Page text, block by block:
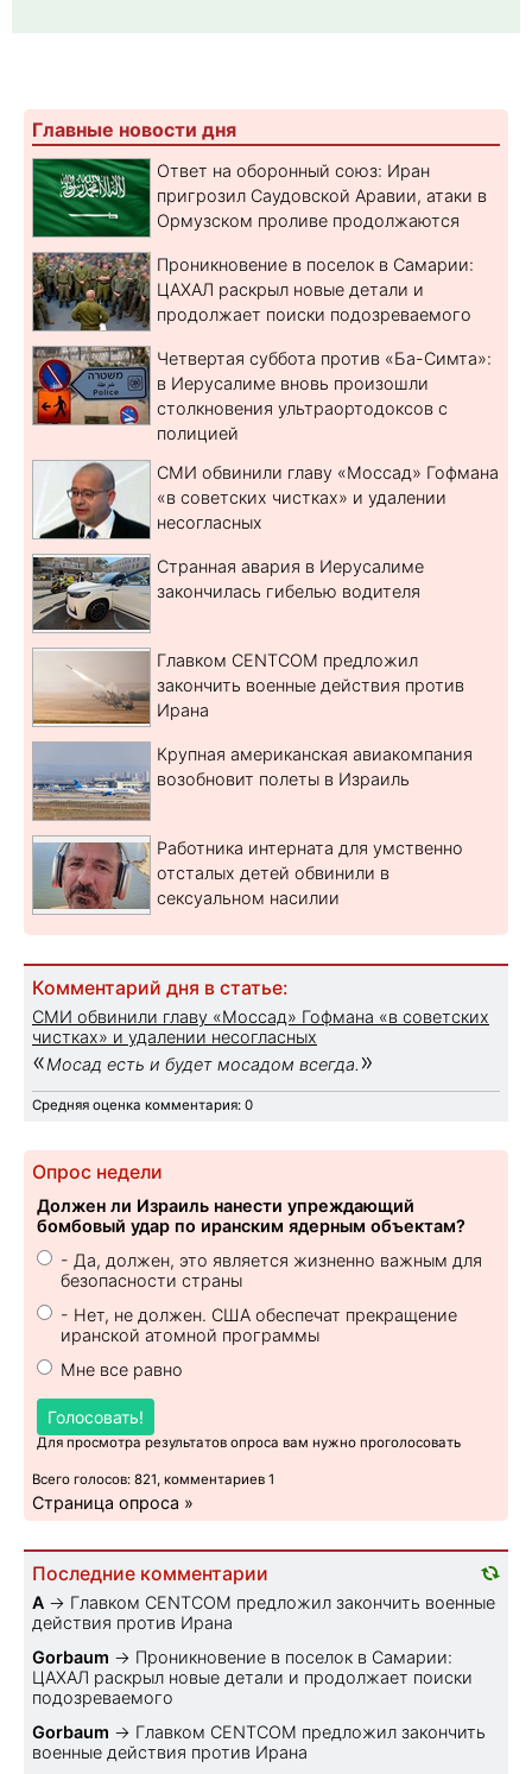
Главные новости дня
Ответ на оборонный союз: Иран
пригрозил Саудовской Аравии, атаки в
Ормузском проливе продолжаются
Проникновение в поселок в Самарии:
ЦАХАЛ раскрыл новые детали и
продолжает поиски подозреваемого
Четвертая суббота против «Ба-Симта»:
в Иерусалиме вновь произошли
столкновения ультраортодоксов с
полицией
СМИ обвинили главу «Моссад» Гофмана
«в советских чистках» и удалении
несогласных
Странная авария в Иерусалиме
закончилась гибелью водителя
Главком CENTCOM предложил
закончить военные действия против
Ирана
Крупная американская авиакомпания
возобновит полеты в Израиль
Работника интерната для умственно
отсталых детей обвинили в
сексуальном насилии
Комментарий дня в статье:
СМИ обвинили главу «Моссад» Гофмана «в советских
чистках» и удалении несогласных
«Мосад есть и будет мосадом всегда. »
Средняя оценка комментария: 0
Опрос недели
Должен ли Израиль нанести упреждающий
бомбовый удар по иранским ядерным объектам?
- Да, должен, это является жизненно важным для
безопасности страны
- Нет, не должен. США обеспечат прекращение
иранской атомной программы
Мне все равно
Голосовать!
Для просмотра результатов опроса вам нужно проголосовать
Всего голосов: 821, комментариев 1
Страница опроса »
Последние комментарии
A → Главком CENTCOM предложил закончить военные
действия против Ирана
Gorbaum → Проникновение в поселок в Самарии:
ЦАХАЛ раскрыл новые детали и продолжает поиски
подозреваемого
Gorbaum → Главком CENTCOM предложил закончить
военные действия против Ирана